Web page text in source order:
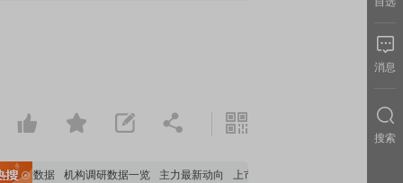
持股数据 机构调研数据一览 主力最新动向 上市公司限售股解禁一览
消息
搜索